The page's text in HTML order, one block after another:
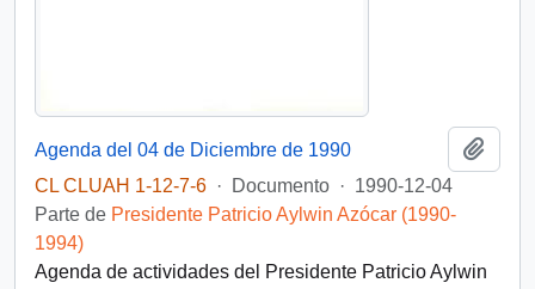
Agenda del 04 de Diciembre de 1990
CL CLUAH 1-12-7-6 · Documento · 1990-12-04
Parte de Presidente Patricio Aylwin Azócar (1990-
1994)
Agenda de actividades del Presidente Patricio Aylwin